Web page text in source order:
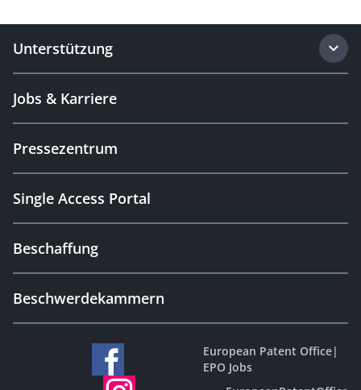
Unterstützung
Jobs & Karriere
Pressezentrum
Single Access Portal
Beschaffung
Beschwerdekammern
European Patent Office|
EPO Jobs